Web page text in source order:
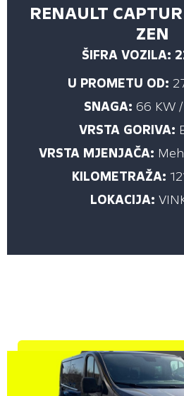
GODINA PRVE
do
KILOMETRAŽA (KM)
do
do
PRIKAŽI
RENAULT
ZEN
ŠIFRA VOZILA:
U PROMETU OD:
SNAGA: 66 KW
VRSTA GORIVA:
VRSTA MJENJAČA:
KILOMETRAŽA:
LOKACIJA: